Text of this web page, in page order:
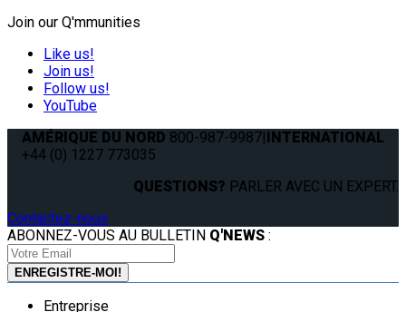
Join our Q'mmunities
Like us!
Join us!
Follow us!
YouTube
AMÉRIQUE DU NORD 800-987-9987|INTERNATIONAL
+44 (0) 1227 773035
QUESTIONS? PARLER AVEC UN EXPERT.
Contactez-nous
ABONNEZ-VOUS AU BULLETIN Q'NEWS :
Entreprise